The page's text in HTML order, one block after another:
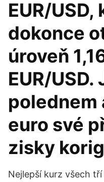
EUR/
dokonce
úroveň
EUR/
polednem
euro své
zisky
Nejlepší kurz všech